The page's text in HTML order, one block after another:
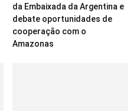
da Embaixada da Argentina e
debate oportunidades de
cooperação com o
Amazonas